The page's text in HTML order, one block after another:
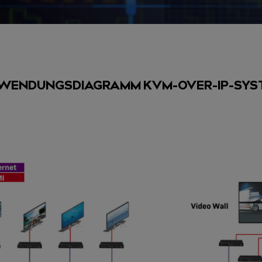
KVM-OVER-IP-